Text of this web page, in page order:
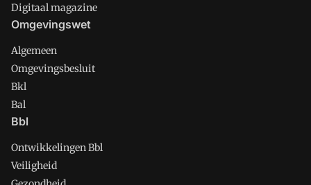
Digitaal magazine
Omgevingswet
Algemeen
Omgevingsbesluit
Bkl
Bal
Bbl
Ontwikkelingen Bbl
Veiligheid